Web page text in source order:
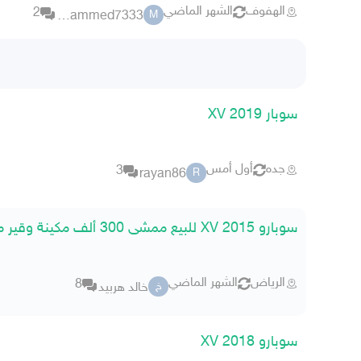
الهفوف الشهر الماضي M
mohammed7333
2
سوبار XV 2019
جده أول أمس R
rayan86
3
سوبارو XV 2015 للبيع ممشى 300 ألف مكينة وقير ممتازة
الرياض الشهر الماضي خ خالد هربيد 8
سوبارو XV 2018